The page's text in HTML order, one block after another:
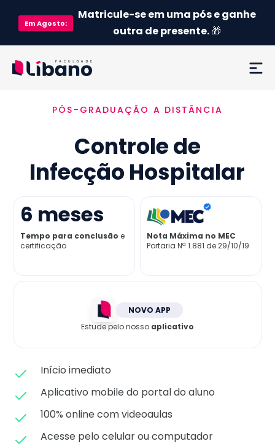
EmAgosto:
Matricule-se em uma pós e ganhe
outra de presente.🎁
Ementa
Como funciona
Credenciamento MEC
Preço
Já sou aluno
PÓS-GRADUAÇÃO A DISTÂNCIA
Controle de
Infecção Hospitalar
6 meses
Tempo para conclusão e
certificação
Nota Máxima no MEC
Portaria Nª 1.881 de 29/10/19
NOVO APP
Estude pelo nosso aplicativo
Início imediato
Aplicativo mobile do portal do aluno
100% online com videoaulas
Acesse pelo celular ou computador